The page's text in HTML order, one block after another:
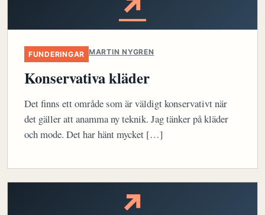
FUNDERINGAR MARTIN NYGREN
Konservativa kläder
Det finns ett område som är väldigt konservativt när
det gäller att anamma ny teknik. Jag tänker på kläder
och mode. Det har hänt mycket […]
↗